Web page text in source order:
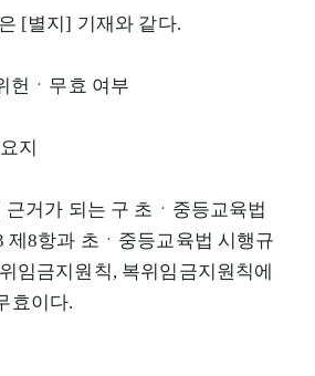
[별지] 기재와 같다.
헌ㆍ무효 여부
지
근거가 되는 구 초ㆍ중등교육법
제8항과 초ㆍ중등교육법 시행규
임금지원칙, 복위임금지원칙에
효이다.